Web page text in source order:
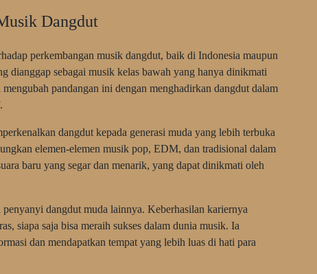
Dangdut
perkembangan musik dangdut, baik di Indonesia maupun
dianggap sebagai musik kelas bawah yang hanya dinikmati
pandangan ini dengan menghadirkan dangdut dalam
dangdut kepada generasi muda yang lebih terbuka
elemen-elemen musik pop, EDM, dan tradisional dalam
baru yang segar dan menarik, yang dapat dinikmati oleh
dangdut muda lainnya. Keberhasilan kariernya
siapa saja bisa meraih sukses dalam dunia musik. Ia
dan mendapatkan tempat yang lebih luas di hati para